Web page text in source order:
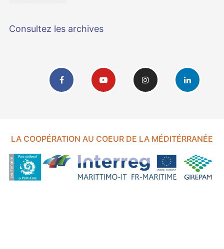
Consultez les archives
LA COOPÉRATION AU COEUR DE LA MÉDITÉRRANÉE